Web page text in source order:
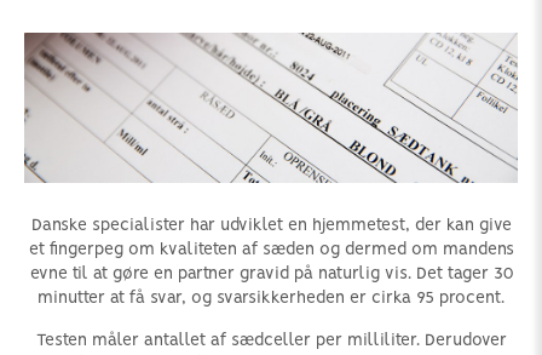
Danske specialister har udviklet en hjemmetest, der kan give
et fingerpeg om kvaliteten af sæden og dermed om mandens
evne til at gøre en partner gravid på naturlig vis. Det tager 30
minutter at få svar, og svarsikkerheden er cirka 95 procent.
Testen måler antallet af sædceller per milliliter. Derudover